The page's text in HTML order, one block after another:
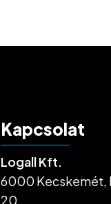
Kapcsolat
Logall Kft.
6000 Kecskemét,
20.